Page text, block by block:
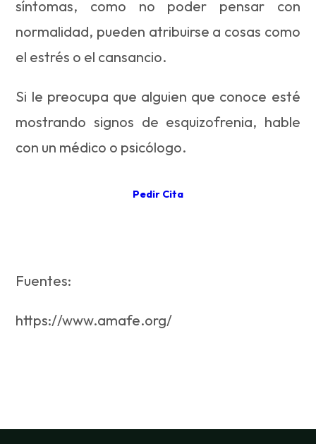
síntomas, como no poder pensar con
normalidad, pueden atribuirse a cosas como
el estrés o el cansancio.
Si le preocupa que alguien que conoce esté
mostrando signos de esquizofrenia, hable
con un médico o psicólogo.
Pedir Cita
Fuentes:
https://www.amafe.org/